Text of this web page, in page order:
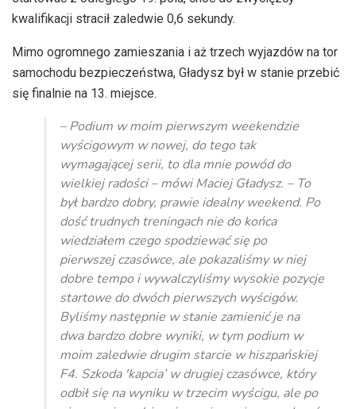
kwalifikacji stracił zaledwie 0,6 sekundy.
Mimo ogromnego zamieszania i aż trzech wyjazdów na tor
samochodu bezpieczeństwa, Gładysz był w stanie przebić
się finalnie na 13. miejsce.
– Podium w moim pierwszym weekendzie
wyścigowym w nowej, do tego tak
wymagającej serii, to dla mnie powód do
wielkiej radości – mówi Maciej Gładysz. – To
był bardzo dobry, prawie idealny weekend. Po
dość trudnych treningach nie do końca
wiedziałem czego spodziewać się po
pierwszej czasówce, ale pokazaliśmy w niej
dobre tempo i wywalczyliśmy wysokie pozycje
startowe do dwóch pierwszych wyścigów.
Byliśmy następnie w stanie zamienić je na
dwa bardzo dobre wyniki, w tym podium w
moim zaledwie drugim starcie w hiszpańskiej
F4. Szkoda 'kapcia’ w drugiej czasówce, który
odbił się na wyniku w trzecim wyścigu, ale po